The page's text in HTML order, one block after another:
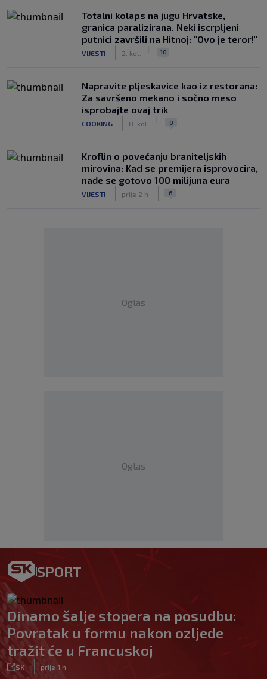
Totalni kolaps na jugu Hrvatske,
granica paralizirana. Neki iscrpljeni
putnici završili na Hitnoj: "Ovo je teror!"
VIJESTI 2. kol. 10
Napravite pljeskavice kao iz restorana:
Za savršeno mekano i sočno meso
isprobajte ovaj trik
COOKING 8. kol. 0
Kroflin o povećanju braniteljskih
mirovina: Kad se premijera isprovocira,
nađe se gotovo 100 milijuna eura
VIJESTI prije 2 h 6
Oglas
Oglas
SPORT
Dinamo šalje stopera na posudbu:
Povratak u formu nakon ozljede
tražit će u Francuskoj
SK
|
prije 1 h